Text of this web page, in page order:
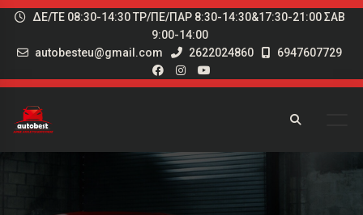
ΔΕ/ΤΕ 08:30-14:30 ΤΡ/ΠΕ/ΠΑΡ 8:30-14:30&17:30-21:00 ΣΑΒ
9:00-14:00
autobesteu@gmail.com
2622024860 6947607729